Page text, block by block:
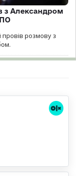
з Александром
розмову з